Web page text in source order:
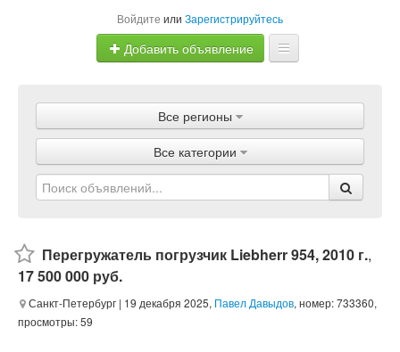
Войдите или Зарегистрируйтесь
Добавить объявление
Объявления
Магазины
Услуги
Все регионы
Все категории
Перегружатель погрузчик Liebherr 954, 2010 г.,
17 500 000 руб.
Санкт-Петербург | 19 декабря 2025, Павел Давыдов, номер: 733360,
просмотры: 59